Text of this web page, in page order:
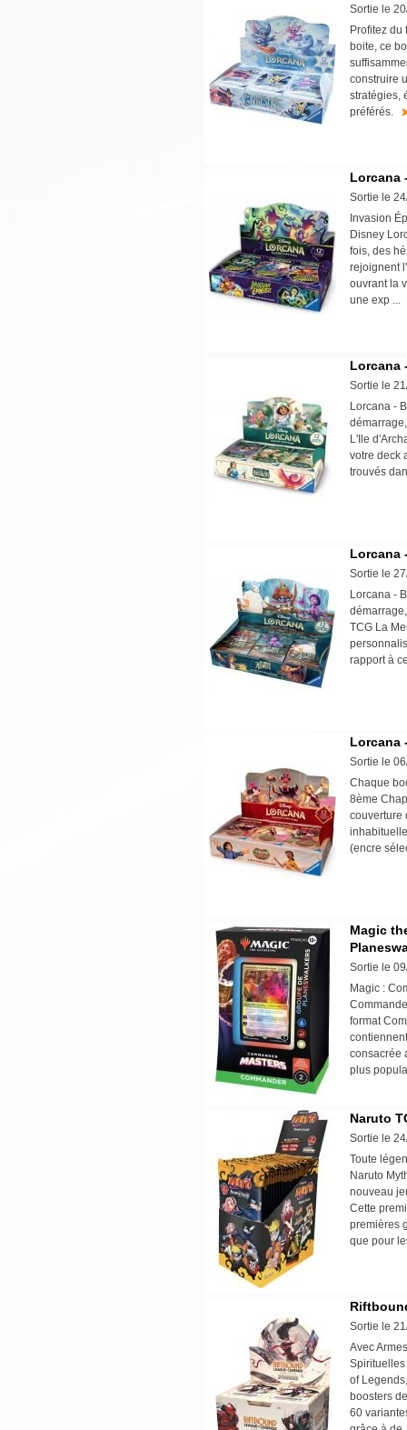
Sortie le
Profitez
boite, ce
construire
stratégies,
préférés.
Lorcana
Sortie le
Invasion
Disney
fois, des
rejoignent
ouvrant la
une exp
Lorcana
Sortie le
Lorcana -
L'Ile
votre deck
trouvés
Lorcana
Sortie le
Lorcana -
TCG La
rapport à
Lorcana
Sortie le
Chaque
8ème
couverture
(encre
Magic
Sortie le
Magic :
format
consacrée
plus
Naruto
Sortie le
Toute
Naruto
nouveau
Cette
premières
que pour
Sortie le
Avec
of
boosters
60